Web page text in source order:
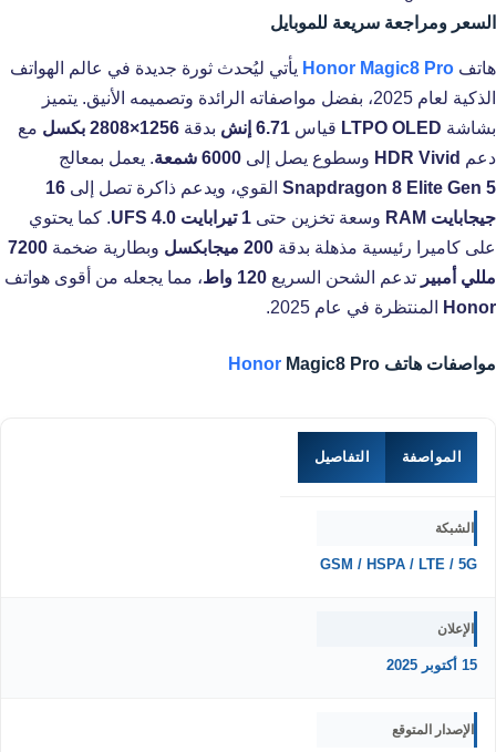
السعر ومراجعة سريعة للموبايل
هاتف Honor Magic8 Pro يأتي ليُحدث ثورة جديدة في عالم الهواتف
الذكية لعام 2025، بفضل مواصفاته الرائدة وتصميمه الأنيق. يتميز
بشاشة LTPO OLED قياس 6.71 إنش بدقة 1256×2808 بكسل
مع
دعم HDR Vivid وسطوع يصل إلى 6000 شمعة
. يعمل بمعالج
Snapdragon 8 Elite Gen 5 القوي، ويدعم ذاكرة تصل إلى 16
جيجابايت RAM
وسعة تخزين حتى 1 تيرابايت UFS 4.0
. كما يحتوي
على كاميرا رئيسية مذهلة بدقة 200 ميجابكسل وبطارية ضخمة 7200
مللي أمبير تدعم الشحن السريع 120 واط
، مما يجعله من أقوى هواتف
Honor
المنتظرة في عام 2025.
مواصفات هاتف Honor Magic8 Pro
المواصفة التفاصيل
الشبكة
GSM / HSPA / LTE / 5G
الإعلان
15 أكتوبر 2025
الإصدار المتوقع